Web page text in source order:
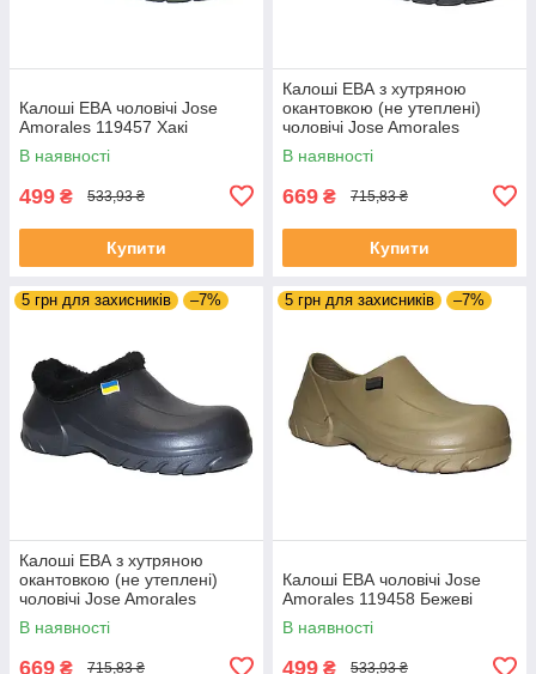
Калоші ЕВА чоловічі Jose
Amorales 119457 Хакі
В наявності
499 ₴ 533,93 ₴
Купити
Калоші ЕВА з хутряною
окантовкою (не утеплені)
чоловічі Jose Amorales
119751 Чорні
В наявності
669 ₴ 715,83 ₴
Купити
5 грн для захисників –7%
Калоші ЕВА з хутряною
окантовкою (не утеплені)
чоловічі Jose Amorales
119752 Темно-сині
В наявності
669 ₴ 715,83 ₴
5 грн для захисників –7%
Калоші ЕВА чоловічі Jose
Amorales 119458 Бежеві
В наявності
499 ₴ 533,93 ₴